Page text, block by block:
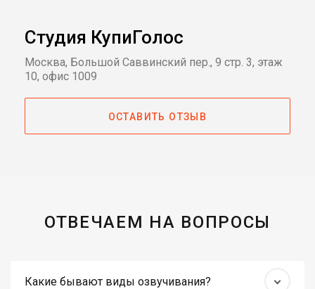
Студия КупиГолос
Москва, Большой Саввинский пер., 9 стр. 3, этаж
10, офис 1009
ОСТАВИТЬ ОТЗЫВ
ОТВЕЧАЕМ НА ВОПРОСЫ
Какие бывают виды озвучивания?